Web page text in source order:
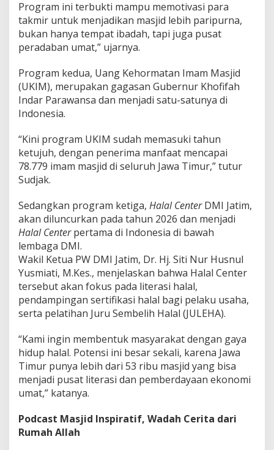
Program ini terbukti mampu memotivasi para
takmir untuk menjadikan masjid lebih paripurna,
bukan hanya tempat ibadah, tapi juga pusat
peradaban umat,” ujarnya.
Program kedua, Uang Kehormatan Imam Masjid
(UKIM), merupakan gagasan Gubernur Khofifah
Indar Parawansa dan menjadi satu-satunya di
Indonesia.
“Kini program UKIM sudah memasuki tahun
ketujuh, dengan penerima manfaat mencapai
78.779 imam masjid di seluruh Jawa Timur,” tutur
Sudjak.
Sedangkan program ketiga, Halal CenterDMI Jatim,
akan diluncurkan pada tahun 2026 dan menjadi
Halal Centerpertama di Indonesia di bawah
lembaga DMI.
Wakil Ketua PW DMI Jatim, Dr. Hj. Siti Nur Husnul
Yusmiati, M.Kes., menjelaskan bahwa Halal Center
tersebut akan fokus pada literasi halal,
pendampingan sertifikasi halal bagi pelaku usaha,
serta pelatihan Juru Sembelih Halal (JULEHA).
“Kami ingin membentuk masyarakat dengan gaya
hidup halal. Potensi ini besar sekali, karena Jawa
Timur punya lebih dari 53 ribu masjid yang bisa
menjadi pusat literasi dan pemberdayaan ekonomi
umat,” katanya.
Podcast Masjid Inspiratif, Wadah Cerita dari
Rumah Allah